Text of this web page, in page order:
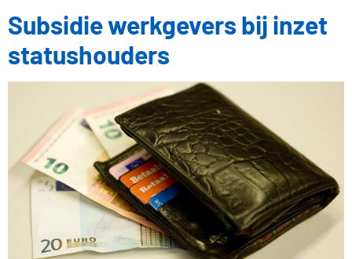
Subsidie werkgevers bij inzet
statushouders